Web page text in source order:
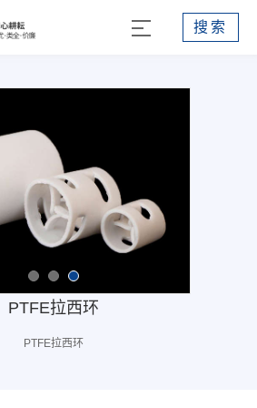
搜索
PTFE拉西环
PTFE拉西环